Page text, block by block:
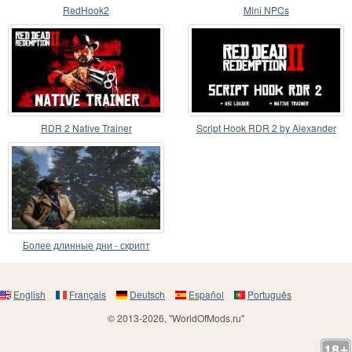
RedHook2 Mini NPCs
RDR 2 Native Trainer
Script Hook RDR 2 by Alexander
Более длинные дни - скрипт
English Français Deutsch Español
Português
© 2013-2026, "WorldOfMods.ru"